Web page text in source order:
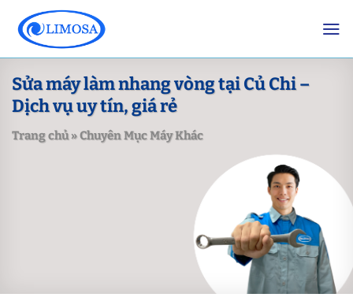
content
Sửa máy làm nhang vòng tại Củ Chi –
Dịch vụ uy tín, giá rẻ
Trang chủ»Chuyên Mục Máy Khác